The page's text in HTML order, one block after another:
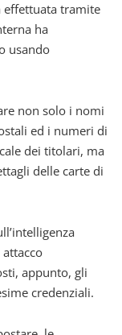
effettuata tramite
ha
usando
non solo i nomi
ed i numeri di
dei titolari, ma
delle carte di
appunto, gli
credenziali.